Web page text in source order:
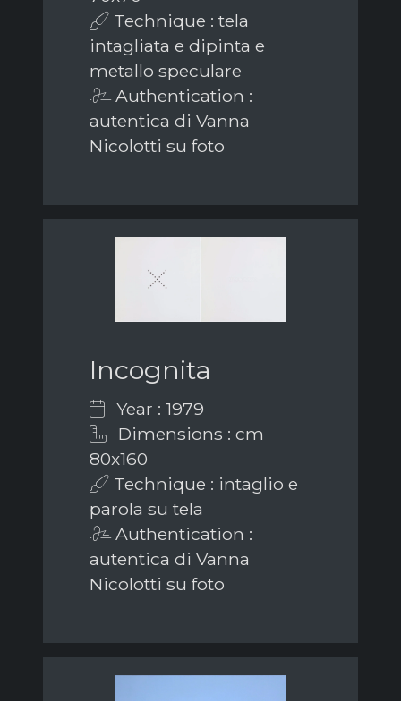
Technique : tela
intagliata e dipinta e
metallo speculare
Authentication :
autentica di Vanna
Nicolotti su foto
Incognita
Year : 1979
Dimensions : cm
80x160
Technique : intaglio e
parola su tela
Authentication :
autentica di Vanna
Nicolotti su foto